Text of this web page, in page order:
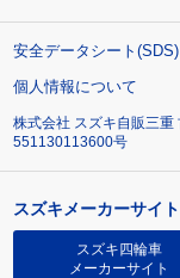
安全データシート(SDS)
個人情報について
株式会社 スズキ自販三重
551130113600号
スズキメーカーサイト
スズキ四輪車
メーカーサイト